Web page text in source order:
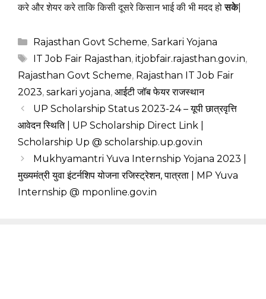
करे और शेयर करे ताकि किसी दूसरे किसान भाई की भी मदद होसके|
Categories
Rajasthan Govt Scheme, Sarkari Yojana
Tags
IT Job Fair Rajasthan, itjobfair.rajasthan.gov.in,
Rajasthan Govt Scheme, Rajasthan IT Job Fair
2023, sarkari yojana, आईटी जॉब फेयर राजस्थान
UP Scholarship Status 2023-24 – यूपी छात्रवृत्ति
आवेदन स्थिति | UP Scholarship Direct Link |
Scholarship Up @ scholarship.up.gov.in
Mukhyamantri Yuva Internship Yojana 2023 |
मुख्यमंत्री युवा इंटर्नशिप योजना रजिस्ट्रेशन, पात्रता | MP Yuva
Internship @ mponline.gov.in